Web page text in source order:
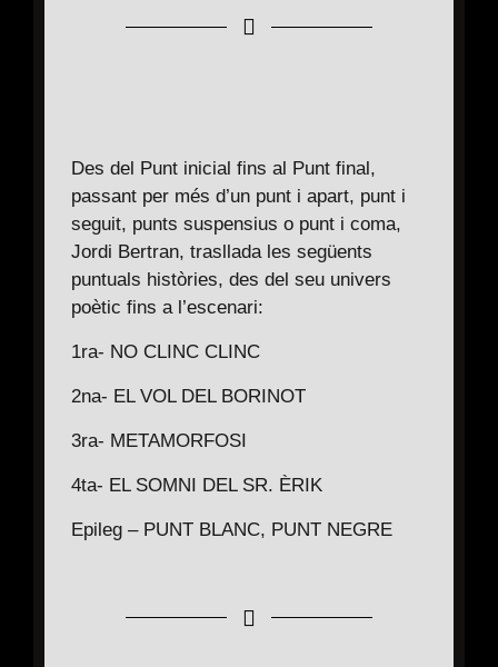
Des del Punt inicial fins al Punt final,
passant per més d’un punt i apart, punt i
seguit, punts suspensius o punt i coma,
Jordi Bertran, trasllada les següents
puntuals històries, des del seu univers
poètic fins a l’escenari:
1ra- NO CLINC CLINC
2na- EL VOL DEL BORINOT
3ra- METAMORFOSI
4ta- EL SOMNI DEL SR. ÈRIK
Epileg – PUNT BLANC, PUNT NEGRE